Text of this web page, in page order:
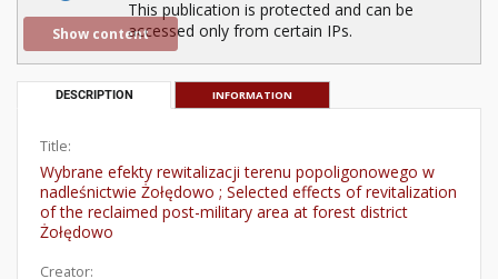
Show content
This publication is protected and can be
accessed only from certain IPs.
DESCRIPTION INFORMATION
Title:
Wybrane efekty rewitalizacji terenu popoligonowego w
nadleśnictwie Żołędowo ; Selected effects of revitalization
of the reclaimed post-military area at forest district
Żołędowo
Creator: